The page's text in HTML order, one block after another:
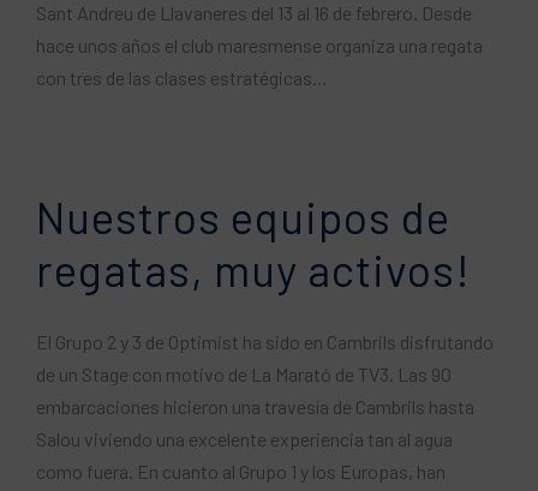
Sant Andreu de Llavaneres del 13 al 16 de febrero. Desde
hace unos años el club maresmense organiza una regata
con tres de las clases estratégicas...
Nuestros equipos de
regatas, muy activos!
El Grupo 2 y 3 de Optimist ha sido en Cambrils disfrutando
de un Stage con motivo de La Marató de TV3. Las 90
embarcaciones hicieron una travesía de Cambrils hasta
Salou viviendo una excelente experiencia tan al agua
como fuera. En cuanto al Grupo 1 y los Europas, han